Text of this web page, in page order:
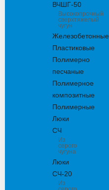
ВЧШГ-50
Высокопрочный
сверхтяжелый
чугун
Железобетонные
Пластиковые
Полимерно
песчаные
Полимерное
композитные
Полимерные
Люки
СЧ
Из
серого
чугуна
Люки
СЧ-20
Из